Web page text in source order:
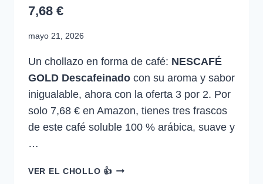
7,68 €
mayo 21, 2026
Un chollazo en forma de café: NESCAFÉ
GOLD Descafeinado con su aroma y sabor
inigualable, ahora con la oferta 3 por 2. Por
solo 7,68 € en Amazon, tienes tres frascos
de este café soluble 100 % arábica, suave y
…
VER EL CHOLLO 👍¡COMPRA